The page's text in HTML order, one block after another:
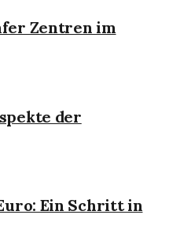
Zentren im
der
Ein Schritt in